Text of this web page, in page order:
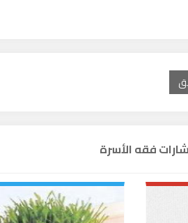
فقه الأسرة